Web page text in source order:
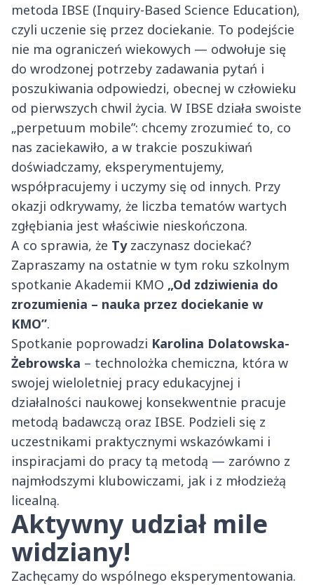
metoda IBSE (Inquiry-Based Science Education),
czyli uczenie się przez dociekanie. To podejście
nie ma ograniczeń wiekowych — odwołuje się
do wrodzonej potrzeby zadawania pytań i
poszukiwania odpowiedzi, obecnej w człowieku
od pierwszych chwil życia. W IBSE działa swoiste
„perpetuum mobile”: chcemy zrozumieć to, co
nas zaciekawiło, a w trakcie poszukiwań
doświadczamy, eksperymentujemy,
współpracujemy i uczymy się od innych. Przy
okazji odkrywamy, że liczba tematów wartych
zgłębiania jest właściwie nieskończona.
A co sprawia, że Tyzaczynasz dociekać?
Zapraszamy na ostatnie w tym roku szkolnym
spotkanie Akademii KMO „Od zdziwienia do
zrozumienia – nauka przez dociekanie w
KMO”.
Spotkanie poprowadzi Karolina Dolatowska-
Żebrowska – technolożka chemiczna, która w
swojej wieloletniej pracy edukacyjnej i
działalności naukowej konsekwentnie pracuje
metodą badawczą oraz IBSE. Podzieli się z
uczestnikami praktycznymi wskazówkami i
inspiracjami do pracy tą metodą — zarówno z
najmłodszymi klubowiczami, jak i z młodzieżą
licealną.
Aktywny udział mile
widziany!
Zachęcamy do wspólnego eksperymentowania.